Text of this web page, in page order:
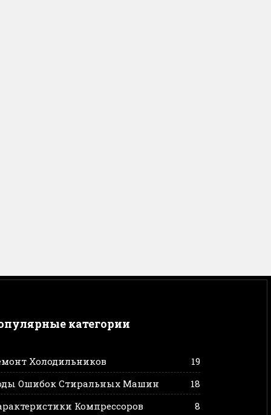
категории
Холодильников
19
Ошибок Стиральных Машин
18
Компрессоров
8